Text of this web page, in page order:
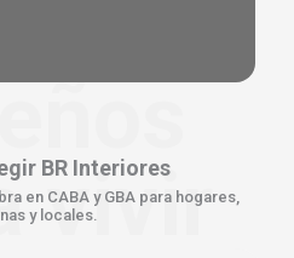
vivir
BR Interiores
en CABA y GBA para hogares,
y locales.